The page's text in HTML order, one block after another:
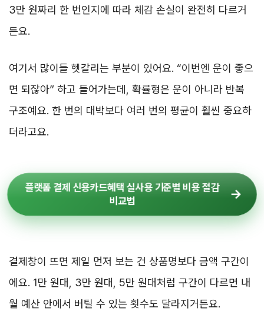
3만 원짜리 한 번인지에 따라 체감 손실이 완전히 다르거
든요.
여기서 많이들 헷갈리는 부분이 있어요. “이번엔 운이 좋으
면 되잖아” 하고 들어가는데, 확률형은 운이 아니라 반복
구조예요. 한 번의 대박보다 여러 번의 평균이 훨씬 중요하
더라고요.
플랫폼 결제 신용카드혜택 실사용 기준별 비용 절감
비교법
결제창이 뜨면 제일 먼저 보는 건 상품명보다 금액 구간이
에요. 1만 원대, 3만 원대, 5만 원대처럼 구간이 다르면 내
월 예산 안에서 버틸 수 있는 횟수도 달라지거든요.